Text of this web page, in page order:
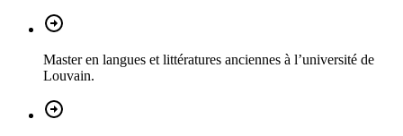
Master en langues et littératures anciennes à l’université de
Louvain.